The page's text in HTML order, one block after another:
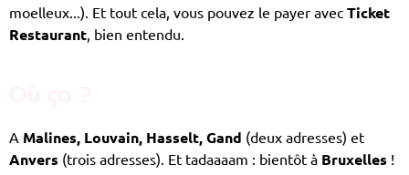
moelleux...). Et tout cela, vous pouvez le payer avec Ticket
Restaurant, bien entendu.
A Malines, Louvain, Hasselt, Gand (deux adresses) et
Anvers (trois adresses). Et tadaaaam : bientôt à Bruxelles !